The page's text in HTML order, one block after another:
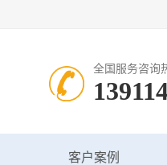
全国服务咨询
客户案例